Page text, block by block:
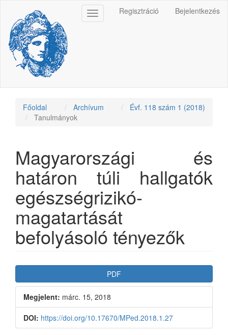
Navigation
Main
Content
Sidebar
Regisztráció Bejelentkezés
Toggle
navigation
Főoldal Archívum
Évf. 118 szám 1 (2018)
Tanulmányok
Magyarországi és
határon túli hallgatók
egészségrizikó-
magatartását
befolyásoló tényezők
Article
Sidebar
PDF
Megjelent: márc. 15, 2018
DOI: https://doi.org/10.17670/MPed.2018.1.27